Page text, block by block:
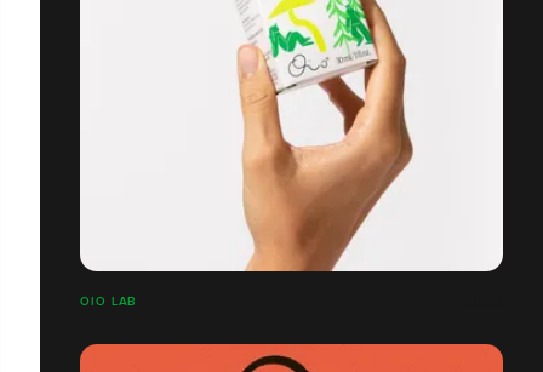
OIO LAB